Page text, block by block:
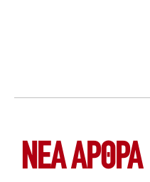
ΝΕΑ ΆΡΘΡΑ